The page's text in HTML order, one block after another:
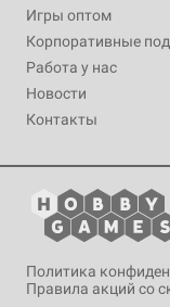
Игры оптом
Корпоративные
Работа у нас
Новости
Контакты
Политика
Правила акций со